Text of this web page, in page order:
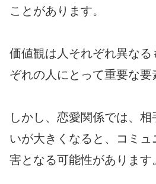
ことがあります。
価値観は人それぞれ異な
ぞれの人にとって重要な要
しかし、恋愛関係では、
いが大きくなると、コミ
害となる可能性があります